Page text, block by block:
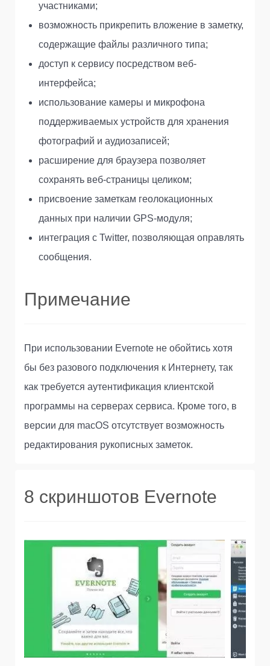
участниками;
возможность прикрепить вложение в заметку,
содержащие файлы различного типа;
доступ к сервису посредством веб-
интерфейса;
использование камеры и микрофона
поддерживаемых устройств для хранения
фотографий и аудиозаписей;
расширение для браузера позволяет
сохранять веб-страницы целиком;
присвоение заметкам геолокационных
данных при наличии GPS-модуля;
интеграция с Twitter, позволяющая оправлять
сообщения.
Примечание
При использовании Evernote не обойтись хотя
бы без разового подключения к Интернету, так
как требуется аутентификация клиентской
программы на серверах сервиса. Кроме того, в
версии для macOS отсутствует возможность
редактирования рукописных заметок.
8 скриншотов Evernote